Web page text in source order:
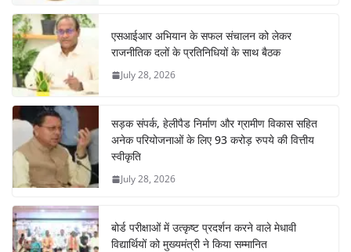
एसआईआर अभियान के सफल संचालन को लेकर
राजनीतिक दलों के प्रतिनिधियों के साथ बैठक
July 28, 2026
सड़क संपर्क, हेलीपैड निर्माण और ग्रामीण विकास सहित
अनेक परियोजनाओं के लिए 93 करोड़ रुपये की वित्तीय
स्वीकृति
July 28, 2026
बोर्ड परीक्षाओं में उत्कृष्ट प्रदर्शन करने वाले मेधावी
विद्यार्थियों को मुख्यमंत्री ने किया सम्मानित